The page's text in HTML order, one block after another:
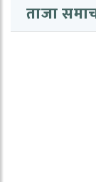
ताजा